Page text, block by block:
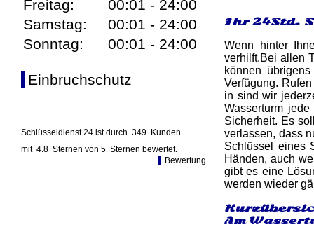
Freitag:
00:01 - 24:00
Samstag:
00:01 - 24:00
Sonntag:
00:01 - 24:00
Einbruchschutz
Schlüsseldienst 24 ist durch 349 Kunden
mit 4.8 Sternen von 5 Sternen bewertet.
Bewertung
Ihr 24Std.
Wenn hinter
verhilft.Bei allen
können
Verfügung.
in sind wir
Wasserturm
Sicherheit. Es
verlassen, dass
Schlüssel eines
Händen, auch
gibt es eine
werden wieder
Am